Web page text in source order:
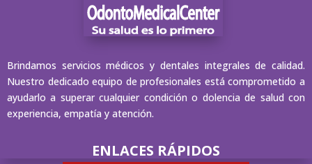
Brindamos servicios médicos y dentales integrales de calidad.
Nuestro dedicado equipo de profesionales está comprometido a
ayudarlo a superar cualquier condición o dolencia de salud con
experiencia, empatía y atención.
ENLACES RÁPIDOS